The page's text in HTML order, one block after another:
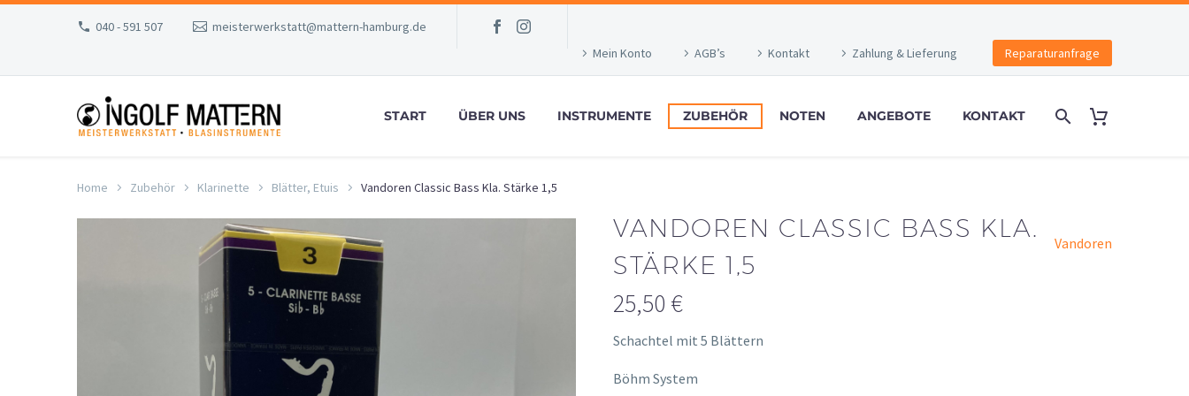
040 - 591 507
meisterwerkstatt@mattern-hamburg.de
Mein Konto
AGB’s Kontakt Zahlung & Lieferung Reparaturanfrage
START ÜBER UNS INSTRUMENTE ZUBEHÖR NOTEN ANGEBOTE KONTAKT
Home Zubehör Klarinette Blätter, Etuis Vandoren Classic Bass Kla. Stärke 1,5
VANDOREN CLASSIC BASS KLA.
STÄRKE 1,5
Vandoren
25,50 €
Schachtel mit 5 Blättern
Böhm System